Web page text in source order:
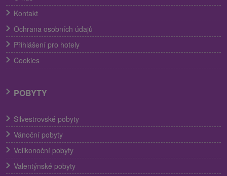
Kontakt
Ochrana osobních údajů
Přihlášení pro hotely
Cookies
POBYTY
Silvestrovské pobyty
Vánoční pobyty
Velikonoční pobyty
Valentýnské pobyty